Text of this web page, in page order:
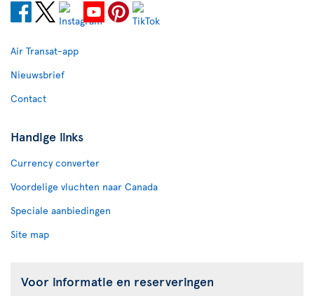
Air Transat-app
Nieuwsbrief
Contact
Handige links
Currency converter
Voordelige vluchten naar Canada
Speciale aanbiedingen
Site map
Voor informatie en reserveringen